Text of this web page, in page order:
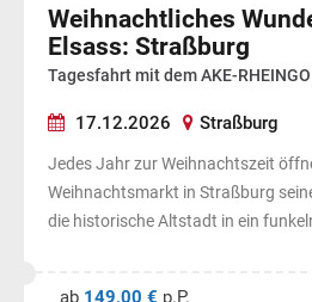
Weihnachtliches
Elsass: Straßburg
Tagesfahrt mit dem AKE-
17.12.2026 Straßburg
Jedes Jahr zur Weihnachtszeit
Weihnachtsmarkt in Straßburg
die historische Altstadt in ein
ab 149,00 € p.P.